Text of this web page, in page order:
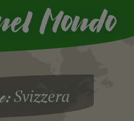
Mondo
Svizzera